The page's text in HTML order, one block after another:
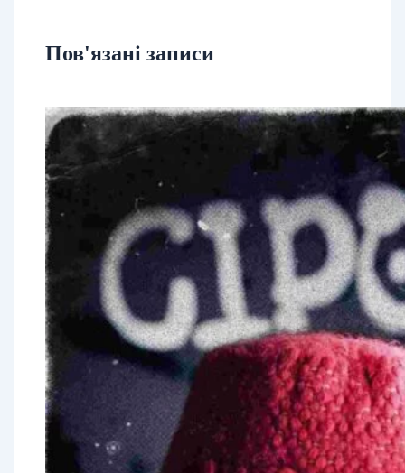
Пов'язані записи